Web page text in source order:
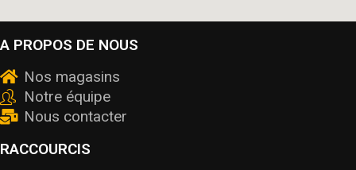
A PROPOS DE NOUS
Nos magasins
Notre équipe
Nous contacter
RACCOURCIS